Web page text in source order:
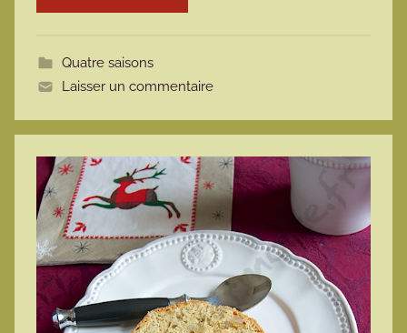
e
Quatre saisons
Laisser un commentaire